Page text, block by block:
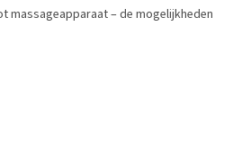
massageapparaat – de mogelijkheden